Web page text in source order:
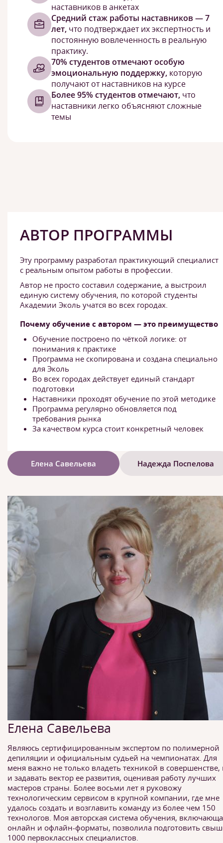
наставников в анкетах
Средний стаж работы наставников — 7
лет, что подтверждает их экспертность и
постоянную вовлеченность в реальную
практику.
70% студентов отмечают особую
эмоциональную поддержку, которую
получают от наставников на курсе
Более 95% студентов отмечают, что
наставники легко объясняют сложные
темы
АВТОР ПРОГРАММЫ
Эту программу разработал практикующий специалист
с реальным опытом работы в профессии.
Автор не просто составил содержание, а выстроил
единую систему обучения, по которой студенты
Академии Эколь учатся во всех городах.
Почему обучение с автором — это преимущество
Обучение построено по чёткой логике: от
понимания к практике
Программа не скопирована и создана специально
для Эколь
Во всех городах действует единый стандарт
подготовки
Наставники проходят обучение по этой методике
Программа регулярно обновляется под
требования рынка
За качеством курса стоит конкретный человек
Елена Савельева Надежда Поспелова
Елена Савельева
Являюсь сертифицированным экспертом по полимерной
депиляции и официальным судьей на чемпионатах. Для
меня важно не только владеть техникой в совершенстве,
и задавать вектор ее развития, оценивая работу лучших
мастеров страны. Более восьми лет я руковожу
технологическим сервисом в крупной компании, где мне
удалось создать и возглавить команду из более чем 150
технологов. Моя авторская система обучения,
онлайн и офлайн-форматы, позволила подготовить
1000 первоклассных специалистов.